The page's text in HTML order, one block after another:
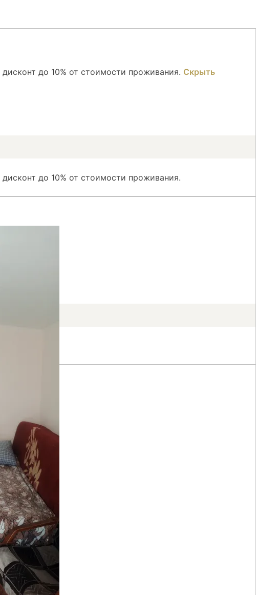
до 10% от стоимости проживания. Скрыть
до 10% от стоимости проживания.